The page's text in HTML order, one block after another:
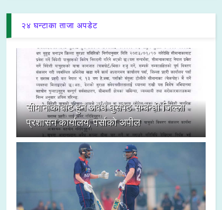
२४ घन्टाका ताजा अपडेट
सीमानाकाबाट हुने अवैध घुसपैठ सम्बन्धी जिल्ला
प्रशासन कार्यालय, पर्साको अपील